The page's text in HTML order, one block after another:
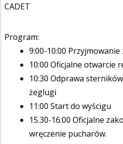
CADET
Program:
9:00-10:00 Przyjmowanie
10:00 Oficjalne otwarcie
10:30 Odprawa
żeglugi
11:00 Start do wyścigu
15.30-16:00 Oficjalne
wręczenie pucharów.